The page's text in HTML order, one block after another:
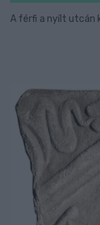
A férfi a nyílt utcán